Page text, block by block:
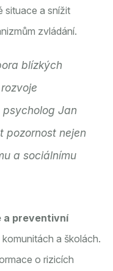
situace a snížit
zvládání.
blízkých
Jan
pozornost nejen
a sociálnímu
a preventivní
a školách.
o rizicích